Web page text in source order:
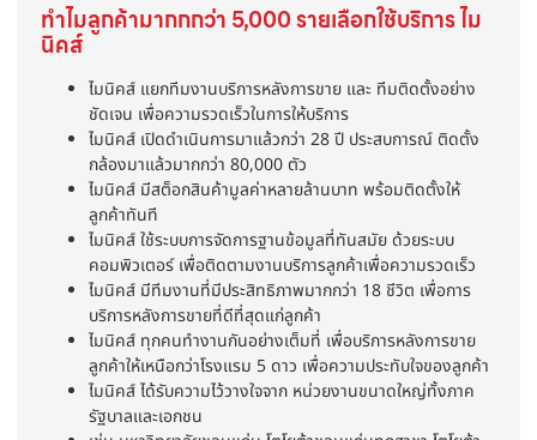
ทำไมลูกค้ามากกกว่า 5,000 รายเลือกใช้บริการ ไม
นิคส์
ไมนิคส์ แยกทีมงานบริการหลังการขาย และ ทีมติดตั้งอย่าง
ชัดเจน เพื่อความรวดเร็วในการให้บริการ
ไมนิคส์ เปิดดำเนินการมาแล้วกว่า 28 ปี ประสบการณ์ ติดตั้ง
กล้องมาแล้วมากกว่า 80,000 ตัว
ไมนิคส์ มีสต็อกสินค้ามูลค่าหลายล้านบาท พร้อมติดตั้งให้
ลูกค้าทันที
ไมนิคส์ ใช้ระบบการจัดการฐานข้อมูลที่ทันสมัย ด้วยระบบ
คอมพิวเตอร์ เพื่อติดตามงานบริการลูกค้าเพื่อความรวดเร็ว
ไมนิคส์ มีทีมงานที่มีประสิทธิภาพมากกว่า 18 ชีวิต เพื่อการ
บริการหลังการขายที่ดีที่สุดแก่ลูกค้า
ไมนิคส์ ทุกคนทำงานกันอย่างเต็มที่ เพื่อบริการหลังการขาย
ลูกค้าให้เหนือกว่าโรงแรม 5 ดาว เพื่อความประทับใจของลูกค้า
ไมนิคส์ ได้รับความไว้วางใจจาก หน่วยงานขนาดใหญ่ทั้งภาค
รัฐบาลและเอกชน